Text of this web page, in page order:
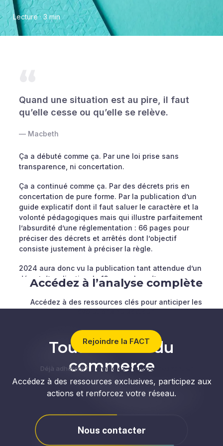
Lecture · 3 min
Quand une situation est au pire, il faut
qu’elle cesse ou qu’elle se relève.
— Macbeth
Ça a débuté comme ça. Par une loi prise sans
transparence, ni concertation.
Ça a continué comme ça. Par des décrets pris en
concertation de pure forme. Par la publication d’un
guide explicatif dont il faut saluer le caractère et la
volonté pédagogiques mais qui illustre parfaitement
l’absurdité d’une réglementation : 66 pages pour
préciser des décrets et arrêtés dont l’objectif
consiste justement à préciser la règle.
2024 aura donc vu la publication tant attendue d’un
décret d’application, le 13 novembre, d’une
obligation conséquente : celle de devoir couvrir de
panneaux photovoltaïques l’intégralité des parkings
existants. Elle aura vu également la publication du
publié le 3 décembre 2024 octroyant, selon
certaines modalités indiquées dans le texte, des
prorogations de mise en conformité à condition
d’avoir passé commande avant le 31 décembre …
2024. Soit 28 jours, pour décider et commander des
panneaux photovoltaïques aux montants annuels
d’investissement estimés à 1,9 milliards €/an.
2024 aura été une année de contribution,
d’explications et de contestation. Explications
notamment quant à la poursuite d’une ambition
partagée (le développement des énergies
Accédez à l’analyse complète
Accédez à des ressources clés pour anticiper les
évolutions du secteur.
Rejoindre la FACT
Déjà adhérent ? Connectez-vous pour continuer
Tous acteurs du
commerce
Accédez à des ressources exclusives, participez aux
actions et renforcez votre réseau.
Nous contacter